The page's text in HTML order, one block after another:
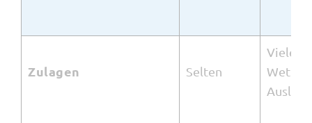
Zulagen Selten
Viele
Wetter,